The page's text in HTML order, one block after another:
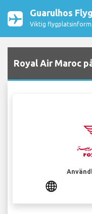
Guarulhos
Viktig
Royal Air Maroc